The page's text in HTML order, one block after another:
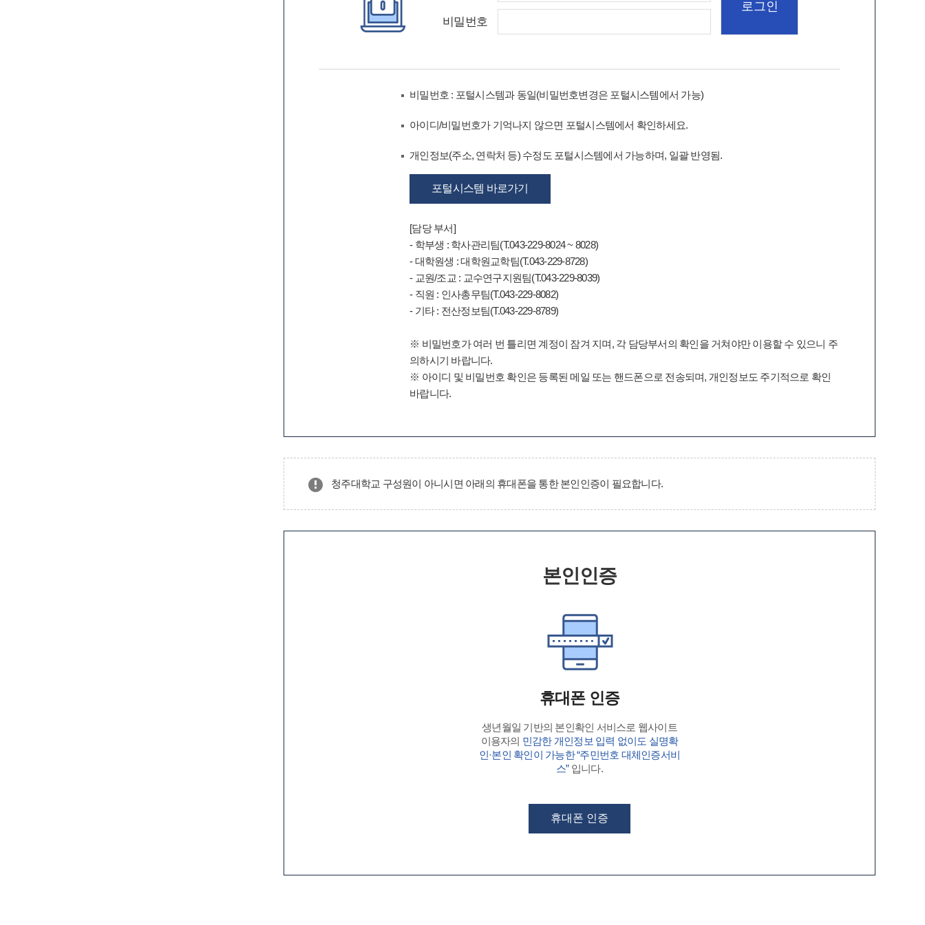
비밀번호
비밀번호 : 포털시스템과 동일(비밀번호변경은 포털시스템에서 가능)
아이디/비밀번호가 기억나지 않으면 포털시스템에서 확인하세요.
개인정보(주소, 연락처 등) 수정도 포털시스템에서 가능하며, 일괄 반영됨.
포털시스템 바로가기
[담당 부서]
- 학부생 : 학사관리팀(T.043-229-8024 ~ 8028)
- 대학원생 : 대학원교학팀(T.043-229-8728)
- 교원/조교 : 교수연구지원팀(T.043-229-8039)
- 직원 : 인사총무팀(T.043-229-8082)
- 기타 : 전산정보팀(T.043-229-8789)
※ 비밀번호가 여러 번 틀리면 계정이 잠겨 지며, 각 담당부서의 확인을 거쳐야만 이용할 수 있으니 주
의하시기 바랍니다.
※ 아이디 및 비밀번호 확인은 등록된 메일 또는 핸드폰으로 전송되며, 개인정보도 주기적으로 확인
바랍니다.
청주대학교 구성원이 아니시면 아래의 휴대폰을 통한 본인인증이 필요합니다.
본인인증
휴대폰 인증
생년월일 기반의 본인확인 서비스로 웹사이트
이용자의 민감한 개인정보 입력 없이도 실명확
인·본인 확인이 가능한 “주민번호 대체인증서비
스”입니다.
휴대폰 인증